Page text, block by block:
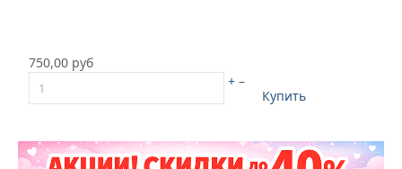
750,00 руб
+ –
Купить